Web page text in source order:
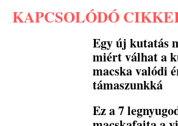
KAPCSOLÓDÓ
Egy új kutatás
miért válhat a
macska valódi
támaszunkká
Ez a 7